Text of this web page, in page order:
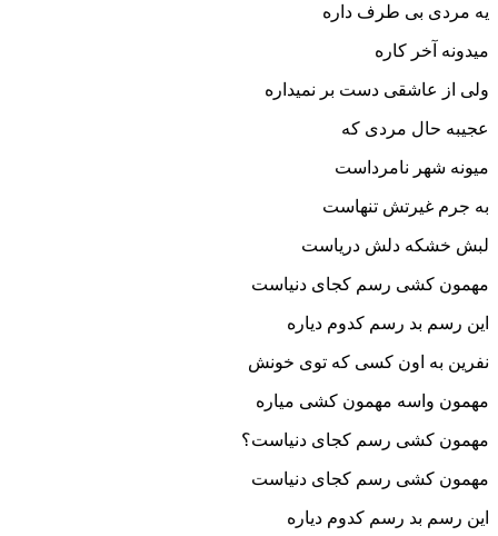
یه مردی بی طرف داره
میدونه آخر کاره
ولی از عاشقی دست بر نمیداره
عجیبه حال مردی که
میونه شهر نامرداست
به جرم غیرتش تنهاست
لبش خشکه دلش دریاست
مهمون کشی رسم کجای دنیاست
این رسم بد رسم کدوم دیاره
نفرین به اون کسی که توی خونش
مهمون واسه مهمون کشی میاره
مهمون کشی رسم کجای دنیاست؟
مهمون کشی رسم کجای دنیاست
این رسم بد رسم کدوم دیاره